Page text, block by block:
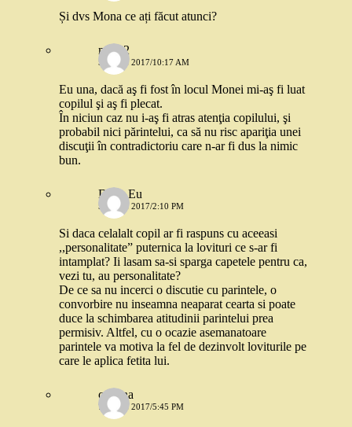
Și dvs Mona ce ați făcut atunci?
mira 2
5 IULIE 2017/10:17 AM
Eu una, dacă aş fi fost în locul Monei mi-aş fi luat
copilul şi aş fi plecat.
În niciun caz nu i-aş fi atras atenţia copilului, şi
probabil nici părintelui, ca să nu risc apariţia unei
discuţii în contradictoriu care n-ar fi dus la nimic
bun.
Dana Eu
5 IULIE 2017/2:10 PM
Si daca celalalt copil ar fi raspuns cu aceeasi
,,personalitate” puternica la lovituri ce s-ar fi
intamplat? Ii lasam sa-si sparga capetele pentru ca,
vezi tu, au personalitate?
De ce sa nu incerci o discutie cu parintele, o
convorbire nu inseamna neaparat cearta si poate
duce la schimbarea atitudinii parintelui prea
permisiv. Altfel, cu o ocazie asemanatoare
parintele va motiva la fel de dezinvolt loviturile pe
care le aplica fetita lui.
cristina
7 IULIE 2017/5:45 PM